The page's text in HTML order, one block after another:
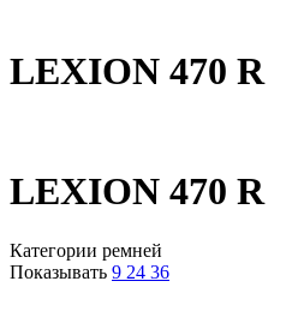
LEXION 470 R
LEXION 470 R
Категории ремней
Показывать 9 24 36